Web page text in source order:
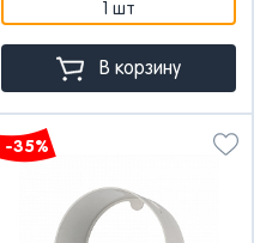
1 шт
В корзину
-35%